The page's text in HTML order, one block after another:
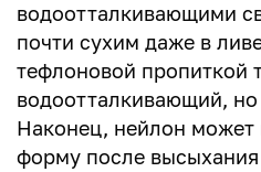
водоотталкивающими
почти сухим даже в
тефлоновой пропиткой
водоотталкивающий,
Наконец, нейлон может
форму после